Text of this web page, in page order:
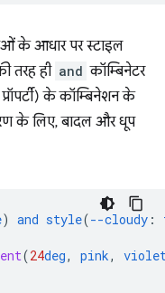
के आधार पर स्टाइल
तरह ही and कॉम्बिनेटर
के कॉम्बिनेशन के
के लिए, बादल और धूप
) and style(--cloudy :
(24deg, pink,